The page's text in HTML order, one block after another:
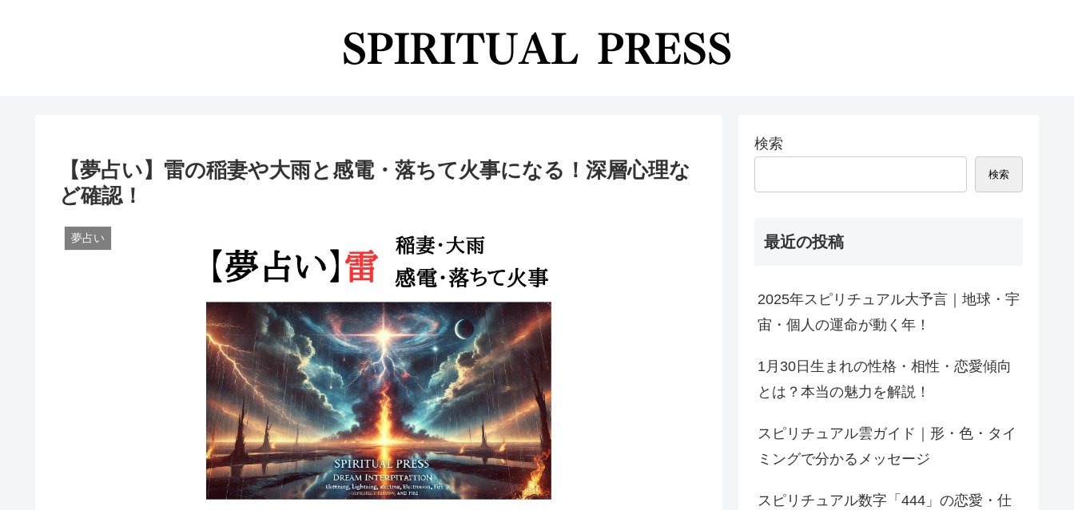
【夢占い】雷の稲妻や大雨と感電・落ちて火事になる！深層心理な
ど確認！
夢占い
検索
検索
最近の投稿
2025年スピリチュアル大予言｜地球・宇
宙・個人の運命が動く年！
1月30日生まれの性格・相性・恋愛傾向
とは？本当の魅力を解説！
スピリチュアル雲ガイド｜形・色・タイ
ミングで分かるメッセージ
スピリチュアル数字「444」の恋愛・仕